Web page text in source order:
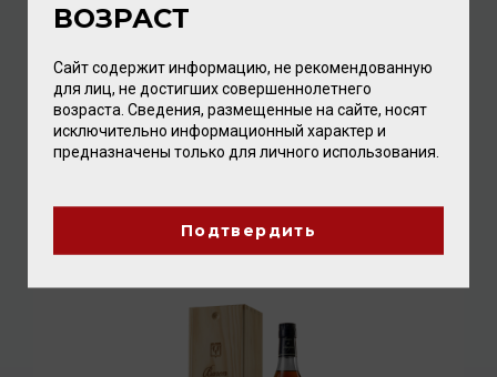
Bas Armagnac Baron de Sigognac 1980 40% 0,7л
27 968.00 ₽
ВОЗРАСТ
Сайт содержит информацию, не рекомендованную
для лиц, не достигших совершеннолетнего
возраста. Сведения, размещенные на сайте, носят
исключительно информационный характер и
предназначены только для личного использования.
Подтвердить